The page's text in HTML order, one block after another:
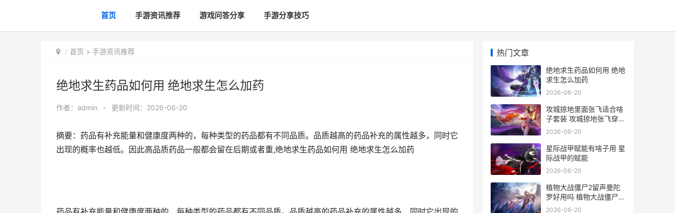
首页 手游资讯推荐 游戏问答分享 手游分享技巧
首页 > 手游资讯推荐
绝地求生药品如何用 绝地求生怎么加药
作者： admin • 更新时间：2026-06-20
摘要：药品有补充能量和健康度两种的，每种类型的药品都有不同品质。品质越高的药品补充的属性越多，同时它
出现的概率也越低。因此高品质药品一般都会留在后期或者重,绝地求生药品如何用 绝地求生怎么加药
热门文章
绝地求生药品如何用 绝地
求生怎么加药
2026-06-20
攻城掠地里面张飞适合啥
子套装 攻城掠地张飞穿什
么套装
2026-06-20
星际战甲赋能有啥子用 星
际战甲的赋能
2026-06-20
植物大战僵尸2留声曼陀
罗好用吗 植物大战僵尸2
官方正版下载
2026-06-20